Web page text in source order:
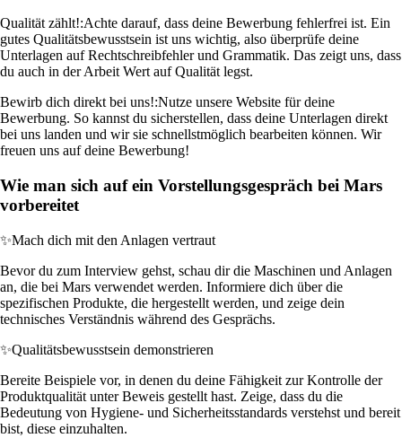
Qualität zählt!:Achte darauf, dass deine Bewerbung fehlerfrei ist. Ein
gutes Qualitätsbewusstsein ist uns wichtig, also überprüfe deine
Unterlagen auf Rechtschreibfehler und Grammatik. Das zeigt uns, dass
du auch in der Arbeit Wert auf Qualität legst.
Bewirb dich direkt bei uns!:Nutze unsere Website für deine
Bewerbung. So kannst du sicherstellen, dass deine Unterlagen direkt
bei uns landen und wir sie schnellstmöglich bearbeiten können. Wir
freuen uns auf deine Bewerbung!
Wie man sich auf ein Vorstellungsgespräch bei Mars
vorbereitet
✨Mach dich mit den Anlagen vertraut
Bevor du zum Interview gehst, schau dir die Maschinen und Anlagen
an, die bei Mars verwendet werden. Informiere dich über die
spezifischen Produkte, die hergestellt werden, und zeige dein
technisches Verständnis während des Gesprächs.
✨Qualitätsbewusstsein demonstrieren
Bereite Beispiele vor, in denen du deine Fähigkeit zur Kontrolle der
Produktqualität unter Beweis gestellt hast. Zeige, dass du die
Bedeutung von Hygiene- und Sicherheitsstandards verstehst und bereit
bist, diese einzuhalten.